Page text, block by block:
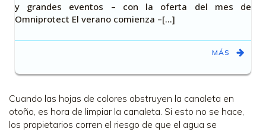
y grandes eventos – con la oferta del mes de
Omniprotect El verano comienza –[…]
MÁS
Cuando las hojas de colores obstruyen la canaleta en
otoño, es hora de limpiar la canaleta. Si esto no se hace,
los propietarios corren el riesgo de que el agua se